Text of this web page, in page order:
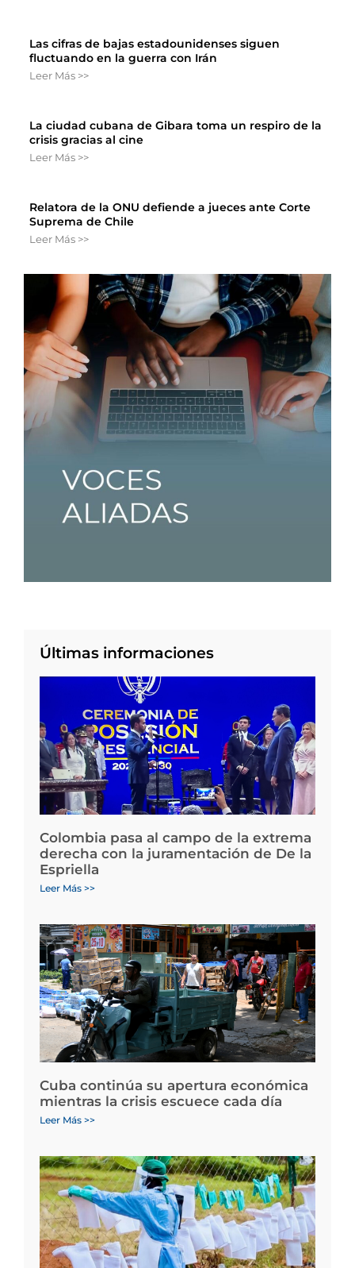
Las cifras de bajas estadounidenses siguen
fluctuando en la guerra con Irán
Leer Más >>
La ciudad cubana de Gibara toma un respiro de la
crisis gracias al cine
Leer Más >>
Relatora de la ONU defiende a jueces ante Corte
Suprema de Chile
Leer Más >>
Últimas informaciones
Colombia pasa al campo de la extrema
derecha con la juramentación de De la
Espriella
Leer Más >>
Cuba continúa su apertura económica
mientras la crisis escuece cada día
Leer Más >>